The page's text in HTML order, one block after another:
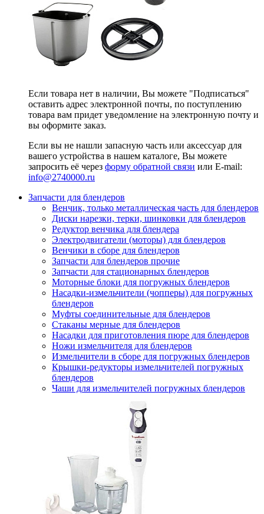
Если товара нет в наличии, Вы можете "Подписаться"
оставить адрес электронной почты, по поступлению
товара вам придет уведомление на электронную почту и
вы оформите заказ.
Если вы не нашли запасную часть или аксессуар для
вашего устройства в нашем каталоге, Вы можете
запросить её через форму обратной связи или E-mail:
info@2740000.ru
Запчасти для блендеров
Венчик, только металлическая часть для блендеров
Диски нарезки, терки, шинковки для блендеров
Редуктор венчика для блендера
Электродвигатели (моторы) для блендеров
Венчики в сборе для блендеров
Запчасти для блендеров прочие
Запчасти для стационарных блендеров
Моторные блоки для погружных блендеров
Насадки-измельчители (чопперы) для погружных
блендеров
Муфты соединительные для блендеров
Стаканы мерные для блендеров
Насадки для приготовления пюре для блендеров
Ножи измельчителя для блендеров
Измельчители в сборе для погружных блендеров
Крышки-редукторы измельчителей погружных
блендеров
Чаши для измельчителей погружных блендеров